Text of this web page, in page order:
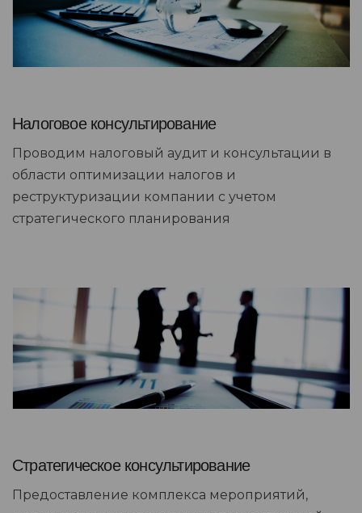
Налоговое консультирование
Проводим налоговый аудит и консультации в
области оптимизации налогов и
реструктуризации компании с учетом
стратегического планирования
Стратегическое консультирование
Предоставление комплекса мероприятий,